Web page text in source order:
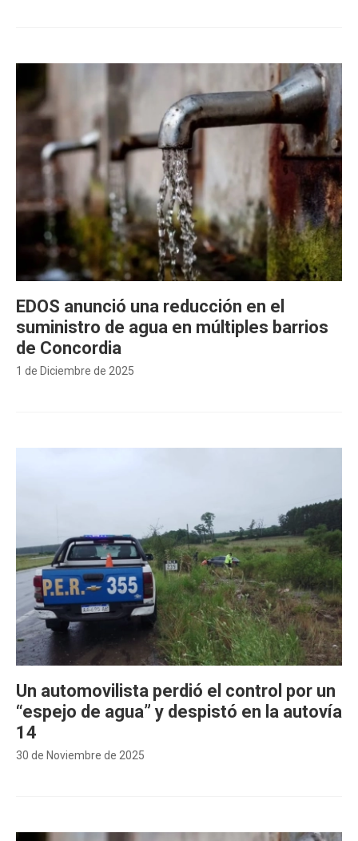
1 de Diciembre de 2025
EDOS anunció una reducción en el
suministro de agua en múltiples barrios
de Concordia
30 de Noviembre de 2025
Un automovilista perdió el control por un
“espejo de agua” y despistó en la autovía
14